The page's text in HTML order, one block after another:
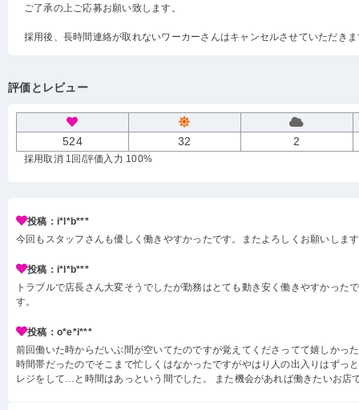
ご了承の上ご応募お願い致します。
採用後、長時間連絡が取れないワーカーさんはキャンセルさせていただき
評価とレビュー
524 32 2
採用取消 1回 /評価入力 100%
投稿：i*l*b***
今回もスタッフさんも優しく働きやすかったです。またよろしくお願いしま
投稿：i*l*b***
トラブルで店長さん大変そうでしたが勤務はとても動き安く働きやすかった
す。
投稿：o*e*i***
前回働いた時からだいぶ間が空いてたのですが覚えてくださってて嬉しかっ
時間帯だったのでそこまで忙しくはなかったですがやはり人の出入りはずっ
レジをして…と時間はあっという間でした。 また機会があれば働きたいお店